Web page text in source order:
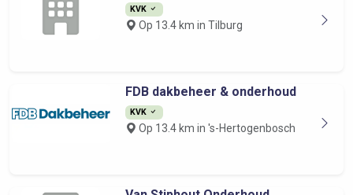
KVK
Op 13.4 km in Tilburg
FDB dakbeheer & onderhoud
KVK
Op 13.4 km in 's-Hertogenbosch